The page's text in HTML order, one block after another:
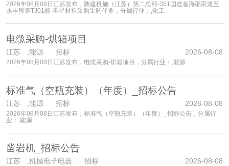
2026年08月08日江苏发布，陕建机施（江苏）第二总部-351国道临海邵家渡至
永丰段第TJ01标-零星材料采购采购任务，分属行业：,化工
电缆采购-烘箱项目
江苏 ,能源 招标 2026-08-08
2026年08月08日江苏发布，电缆采购-烘箱项目，分属行业：,能源
标准气（空瓶充装）（年度）_招标公告
江苏 ,能源 招标 2026-08-08
2026年08月08日江苏发布，标准气（空瓶充装）（年度）_招标公告，分属行
业：,能源
凿岩机_招标公告
江苏 ,机械电子电器 招标 2026-08-08